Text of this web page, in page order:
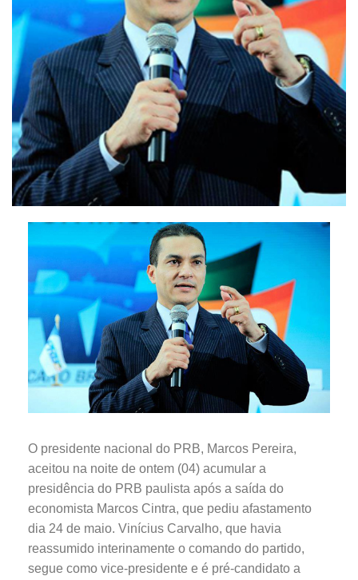
O presidente nacional do PRB, Marcos Pereira,
aceitou na noite de ontem (04) acumular a
presidência do PRB paulista após a saída do
economista Marcos Cintra, que pediu afastamento
dia 24 de maio. Vinícius Carvalho, que havia
reassumido interinamente o comando do partido,
segue como vice-presidente e é pré-candidato a